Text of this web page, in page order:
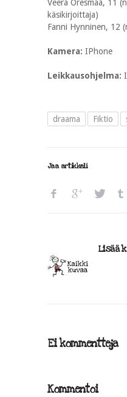
Veera Oresmaa, 11
käsikirjoittaja)
Fanni Hynninen, 12
Kamera: IPhone
Leikkausohjelma:
draama Fiktio
Jaa artikkeli
Lisää
Ei kommentteja
Kommentoi